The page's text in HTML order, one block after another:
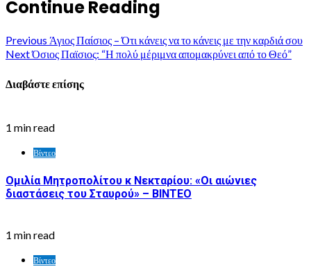
Continue Reading
Previous Άγιος Παίσιος – Ότι κάνεις να το κάνεις με την καρδιά σου
NextΌσιος Παϊσιος: “Η πολύ μέριμνα απομακρύνει από το Θεό”
Διαβάστε επίσης
1 min read
Βίντεο
Ομιλία Μητροπολίτου κ Νεκταρίου: «Οι αιώνιες
διαστάσεις του Σταυρού» – ΒΙΝΤΕΟ
1 min read
Βίντεο